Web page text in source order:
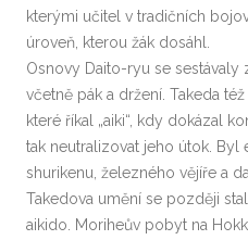
kterými učitel v tradičních
úroveň, kterou žák dosáhl.
Osnovy Daito-ryu se sestávaly
včetně pák a držení. Takeda
které říkal „aiki“, kdy dokázal
tak neutralizovat jeho útok. Byl
shurikenu, železného vějíře a
Takedova umění se později
aikido. Moriheův pobyt na